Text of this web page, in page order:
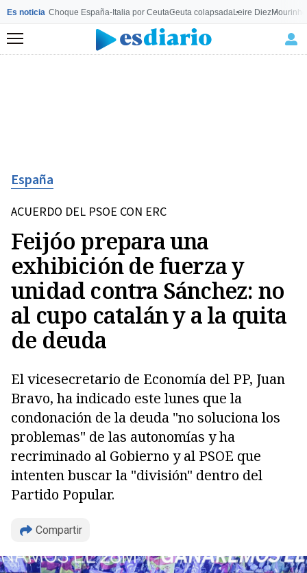
Es noticia Choque España-Italia por CeutaCeuta colapsadaLeire Diez
Menú
España
ACUERDO DEL PSOE CON ERC
Feijóo prepara una
exhibición de fuerza y
unidad contra Sánchez: no
al cupo catalán y a la quita
de deuda
El vicesecretario de Economía del PP, Juan
Bravo, ha indicado este lunes que la
condonación de la deuda "no soluciona los
problemas" de las autonomías y ha
recriminado al Gobierno y al PSOE que
intenten buscar la "división" dentro del
Partido Popular.
Compartir
Copiar